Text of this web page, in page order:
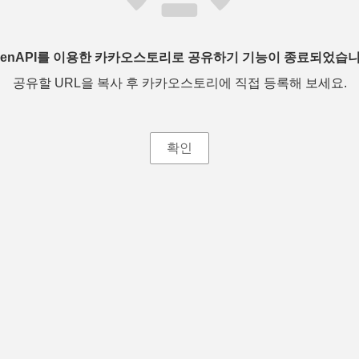
를 이용한 카카오스토리로 공유하기 기능이 종료되었습
공유할 URL을 복사 후 카카오스토리에 직접 등록해 보세요.
확인